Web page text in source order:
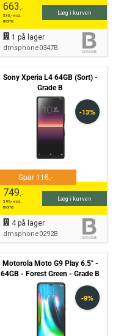
663,-
530,- excl.
moms
Læg i kurven
1 på lager
dmsphone0347B
Sony Xperia L4 64GB (Sort) -
Grade B
749,-
599,- excl.
moms
Læg i kurven
4på lager
dmsphone0292B
Motorola Moto G9 Play 6.5" -
64GB - Forest Green - Grade B